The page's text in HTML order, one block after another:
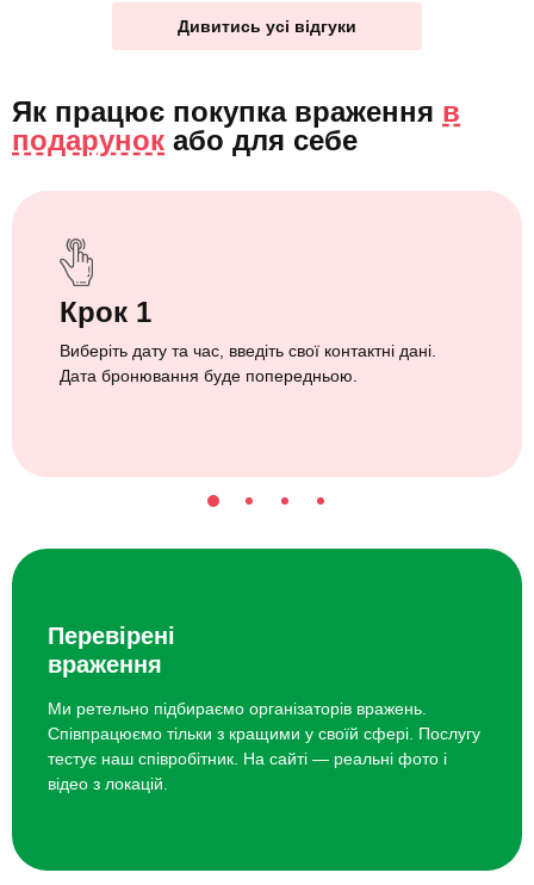
Дивитись усі відгуки
Як працює покупка враження в
подарунок або для себе
Крок 1
Виберіть дату та час, введіть свої контактні дані.
Дата бронювання буде попередньою.
Перевірені
враження
Ми ретельно підбираємо організаторів вражень.
Співпрацюємо тільки з кращими у своїй сфері. Послугу
тестує наш співробітник. На сайті — реальні фото і
відео з локацій.